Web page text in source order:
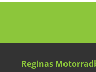
Reginas